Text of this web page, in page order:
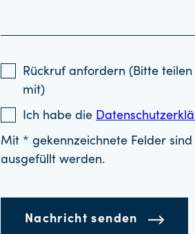
Rückruf anfordern (Bitte
mit)
Ich habe die
Mit * gekennzeichnete Felder
ausgefüllt werden.
Nachricht senden